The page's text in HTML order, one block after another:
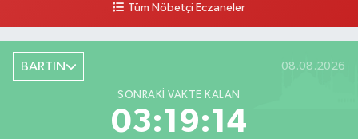
Tüm Nöbetçi Eczaneler
BARTIN 08.08.2026
SONRAKI VAKTE KALAN
03:19:13